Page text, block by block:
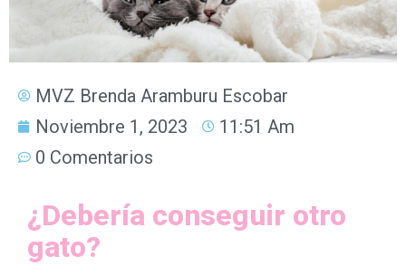
MVZ Brenda Aramburu Escobar
Noviembre 1, 2023
11:51 Am
0 Comentarios
¿Debería conseguir otro
gato?